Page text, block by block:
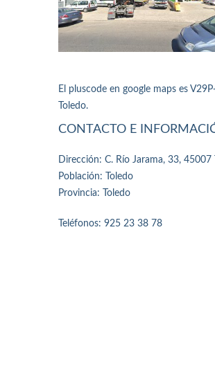
El pluscode en google maps es
Toledo.
CONTACTO E
Dirección: C. Río Jarama, 33, 45007
Población: Toledo
Provincia: Toledo
Teléfonos: 925 23 38 78